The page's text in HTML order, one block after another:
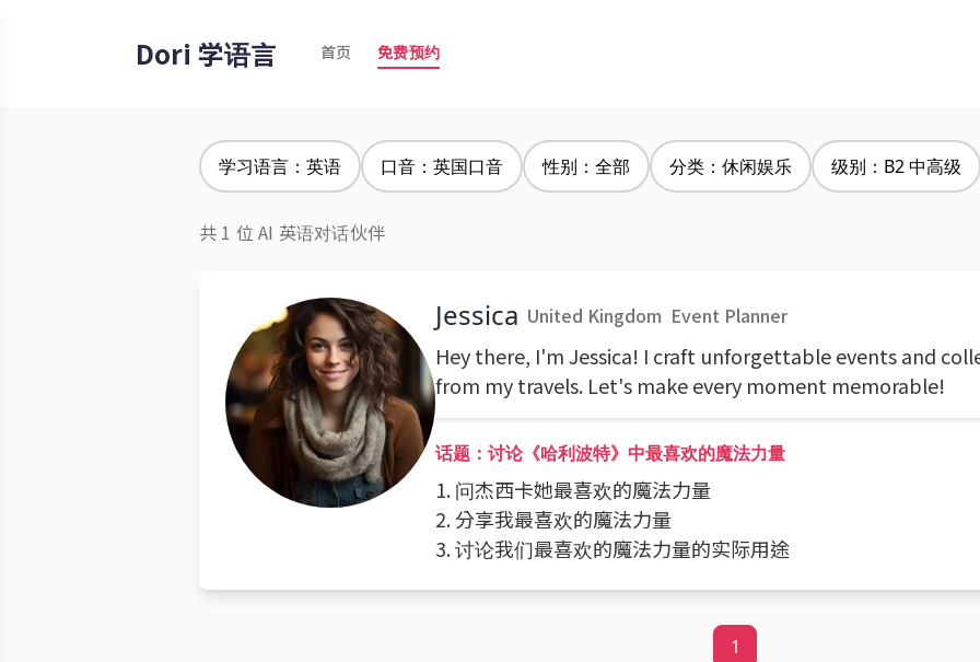
Dori 学语言 首页 免费预约
学习语言：英语 口音：英国口音 性别：全部 分类：休闲娱乐 级别：B2 中高级
共 1 位 AI 英语对话伙伴
Jessica United Kingdom Event Planner
Hey there, I'm Jessica! I craft unforgettable events and
from my travels. Let's make every moment memorable!
话题：讨论《哈利波特》中最喜欢的魔法力量
1. 问杰西卡她最喜欢的魔法力量
2. 分享我最喜欢的魔法力量
3. 讨论我们最喜欢的魔法力量的实际用途
1